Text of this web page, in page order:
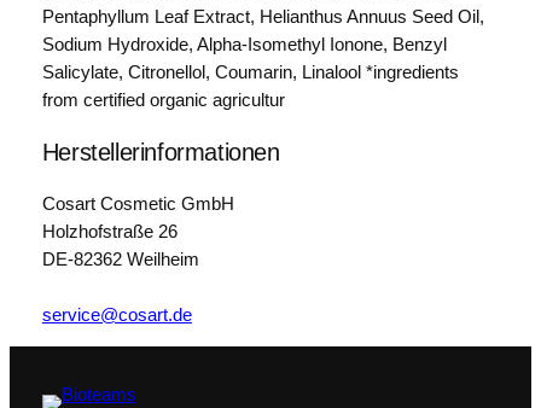
Pentaphyllum Leaf Extract, Helianthus Annuus Seed Oil,
Sodium Hydroxide, Alpha-Isomethyl Ionone, Benzyl
Salicylate, Citronellol, Coumarin, Linalool *ingredients
from certified organic agricultur
Herstellerinformationen
Cosart Cosmetic GmbH
Holzhofstraße 26
DE-82362 Weilheim
service@cosart.de